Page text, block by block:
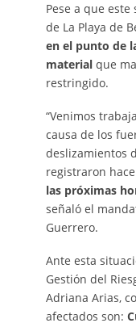
Pese a que
de La Playa de
en el punto de
materialque
restringido.
“Venimos
causa de los
deslizamientos
registraron
las próximas
señaló el
Guerrero.
Ante esta
Gestión del
Adriana Arias,
afectados son: